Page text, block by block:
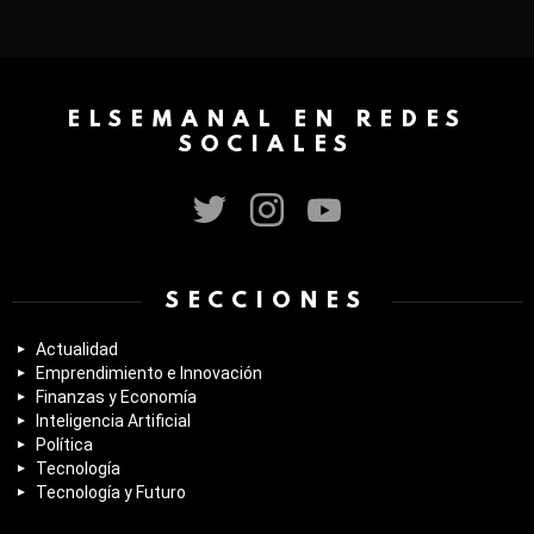
ELSEMANAL EN REDES
SOCIALES
SECCIONES
Actualidad
Emprendimiento e Innovación
Finanzas y Economía
Inteligencia Artificial
Política
Tecnología
Tecnología y Futuro